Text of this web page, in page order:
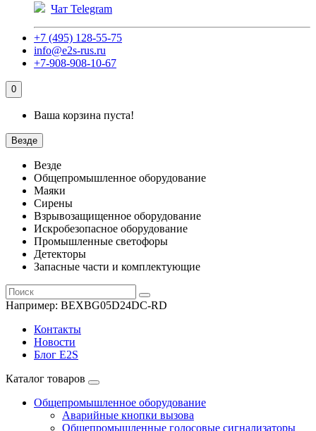
Чат Telegram
+7 (495) 128-55-75
info@e2s-rus.ru
+7-908-908-10-67
0
Ваша корзина пуста!
Везде
Везде
Общепромышленное оборудование
Маяки
Сирены
Взрывозащищенное оборудование
Искробезопасное оборудование
Промышленные светофоры
Детекторы
Запасные части и комплектующие
Например: BEXBG05D24DC-RD
Контакты
Новости
Блог E2S
Каталог товаров
Общепромышленное оборудование
Аварийные кнопки вызова
Общепромышленные голосовые сигнализаторы